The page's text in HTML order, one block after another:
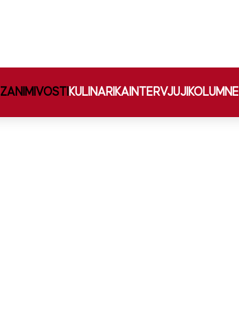
ZANIMIVOSTI KULINARIKA INTERVJUJI KOLUMNE